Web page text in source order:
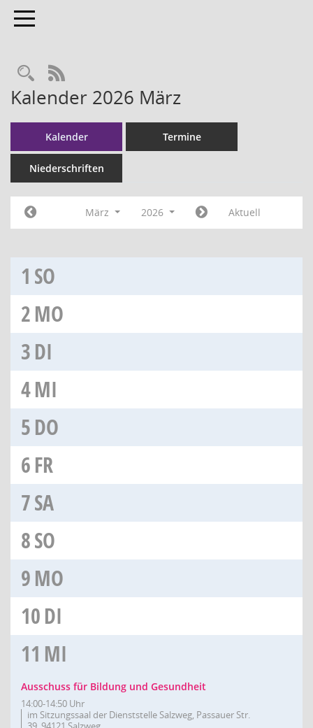
Toggle navigation
RSS-Feed
Kalender 2026 März
Kalender Termine
Niederschriften
März 2026 Aktuell
1 SO
2MO
3DI
4MI
5DO
6FR
7SA
8SO
9MO
10DI
11 MI
Ausschuss für Bildung und Gesundheit
14:00-14:50 Uhr
im Sitzungssaal der Dienststelle Salzweg, Passauer Str.